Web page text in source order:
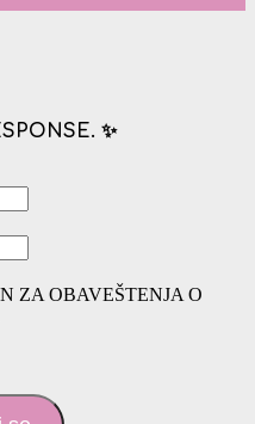
✨
ZA OBAVEŠTENJA O